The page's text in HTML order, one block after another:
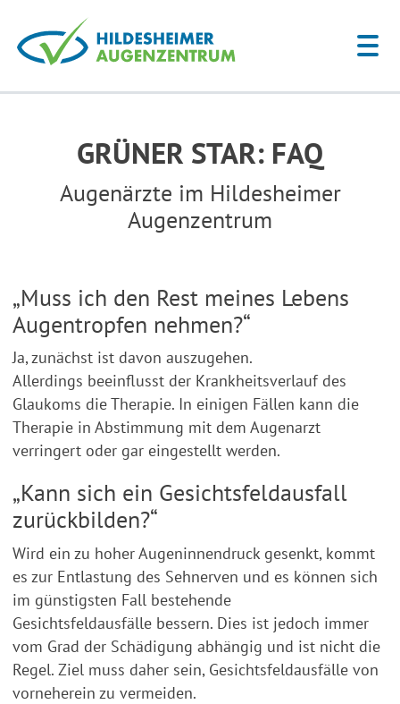
GRÜNER STAR: FAQ
Augenärzte im Hildesheimer
Augenzentrum
„Muss ich den Rest meines Lebens
Augentropfen nehmen?“
Ja, zunächst ist davon auszugehen.
Allerdings beeinflusst der Krankheitsverlauf des
Glaukoms die Therapie. In einigen Fällen kann die
Therapie in Abstimmung mit dem Augenarzt
verringert oder gar eingestellt werden.
„Kann sich ein Gesichtsfeldausfall
zurückbilden?“
Wird ein zu hoher Augeninnendruck gesenkt, kommt
es zur Entlastung des Sehnerven und es können sich
im günstigsten Fall bestehende
Gesichtsfeldausfälle bessern. Dies ist jedoch immer
vom Grad der Schädigung abhängig und ist nicht die
Regel. Ziel muss daher sein, Gesichtsfeldausfälle von
vorneherein zu vermeiden.